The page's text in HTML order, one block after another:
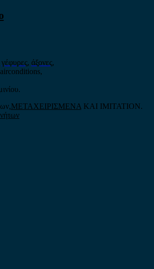
γέφυρες, άξονες,
ΜΕΤΑΧΕΙΡΙΣΜΕΝΑ ΚΑΙ IMITATION.